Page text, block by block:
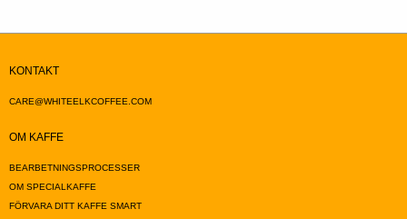
KONTAKT
CARE@WHITEELKCOFFEE.COM
OM KAFFE
BEARBETNINGSPROCESSER
OM SPECIALKAFFE
FÖRVARA DITT KAFFE SMART